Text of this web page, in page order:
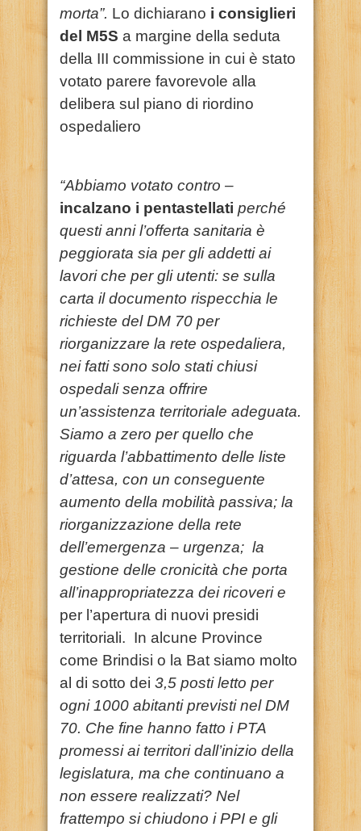
morta”. Lo dichiarano i consiglieri
del M5S a margine della seduta
della III commissione in cui è stato
votato parere favorevole alla
delibera sul piano di riordino
ospedaliero
“Abbiamo votato contro –
incalzano i pentastellati perché
questi anni l’offerta sanitaria è
peggiorata sia per gli addetti ai
lavori che per gli utenti: se sulla
carta il documento rispecchia le
richieste del DM 70 per
riorganizzare la rete ospedaliera,
nei fatti sono solo stati chiusi
ospedali senza offrire
un’assistenza territoriale adeguata.
Siamo a zero per quello che
riguarda l’abbattimento delle liste
d’attesa, con un conseguente
aumento della mobilità passiva; la
riorganizzazione della rete
dell’emergenza – urgenza; la
gestione delle cronicità che porta
all’inappropriatezza dei ricoveri e
per l’apertura di nuovi presidi
territoriali. In alcune Province
come Brindisi o la Bat siamo molto
al di sotto dei 3,5 posti letto per
ogni 1000 abitanti previsti nel DM
70. Che fine hanno fatto i PTA
promessi ai territori dall’inizio della
legislatura, ma che continuano a
non essere realizzati? Nel
frattempo si chiudono i PPI e gli